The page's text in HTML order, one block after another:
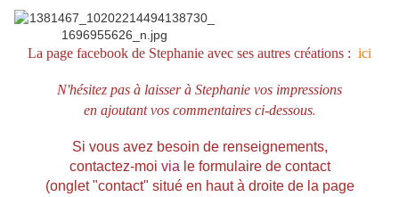
La page facebook de Stephanie avec ses autres créations : ici
N'hésitez pas à laisser à Stephanie vos impressions
en ajoutant vos commentaires ci-dessous.
Si vous avez besoin de renseignements,
contactez-moi via le formulaire de contact
(onglet "contact" situé en haut à droite de la page